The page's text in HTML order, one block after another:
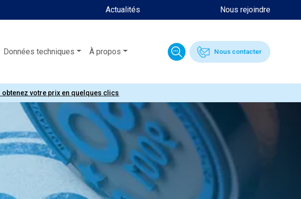
Nous rejoindre
Actualités
Données techniques À propos Nous contacter
votre prix en quelques clics